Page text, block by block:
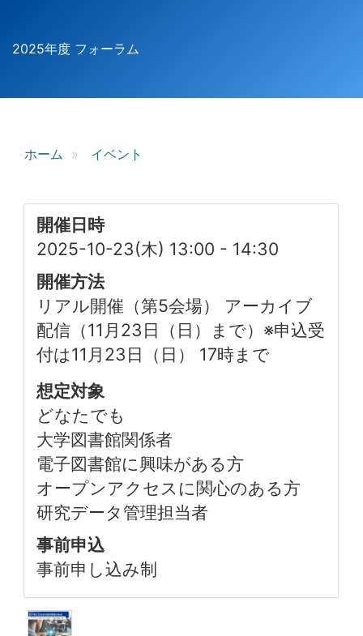
2025年度 フォーラム
ホーム イベント
開催日時
2025-10-23(木) 13:00 - 14:30
開催方法
リアル開催（第5会場） アーカイブ
配信（11月23日（日）まで）※申込受
付は11月23日（日） 17時まで
想定対象
どなたでも
大学図書館関係者
電子図書館に興味がある方
オープンアクセスに関心のある方
研究データ管理担当者
事前申込
事前申し込み制